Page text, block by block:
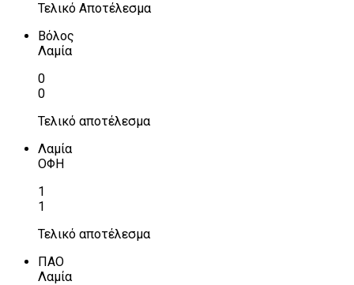
Τελικό Αποτέλεσμα
Βόλος
Λαμία
0
0
Τελικό αποτέλεσμα
Λαμία
ΟΦΗ
1
1
Τελικό αποτέλεσμα
ΠΑΟ
Λαμία